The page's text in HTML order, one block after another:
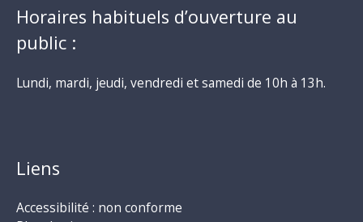
Horaires habituels d’ouverture au
public :
Lundi, mardi, jeudi, vendredi et samedi de 10h à 13h.
Liens
Accessibilité : non conforme